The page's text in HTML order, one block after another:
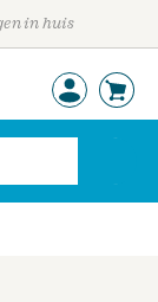
in huis